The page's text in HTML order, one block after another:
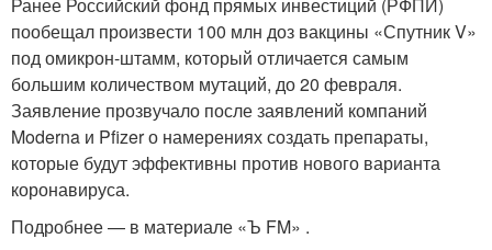
пообещал произвести 100 млн доз вакцины «Спутник V»
под омикрон-штамм, который отличается самым
большим количеством мутаций, до 20 февраля.
Заявление прозвучало после заявлений компаний
Moderna и Pfizer о намерениях создать препараты,
которые будут эффективны против нового варианта
коронавируса.
Подробнее — в материале «Ъ FM» .